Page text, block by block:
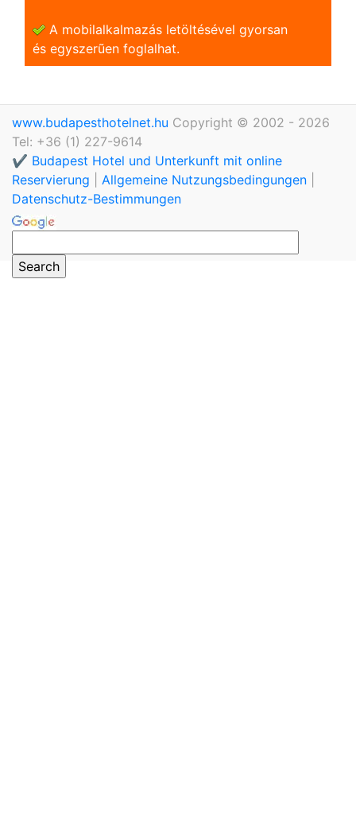
A mobilalkalmazás letöltésével gyorsan
és egyszerũen foglalhat.
www.budapesthotelnet.hu Copyright © 2002 - 2026
Tel: +36 (1) 227-9614
✔️ Budapest Hotel und Unterkunft mit online
Reservierung
Allgemeine Nutzungsbedingungen
Datenschutz-Bestimmungen